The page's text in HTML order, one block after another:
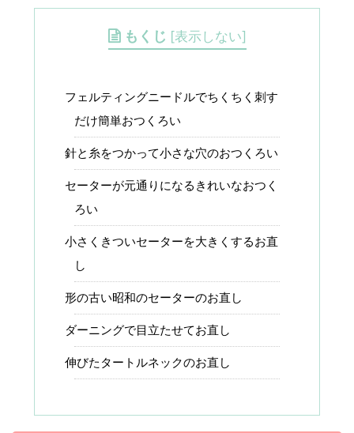
もくじ [表示しない]
フェルティングニードルでちくちく刺す
だけ簡単おつくろい
針と糸をつかって小さな穴のおつくろい
セーターが元通りになるきれいなおつく
ろい
小さくきついセーターを大きくするお直
し
形の古い昭和のセーターのお直し
ダーニングで目立たせてお直し
伸びたタートルネックのお直し